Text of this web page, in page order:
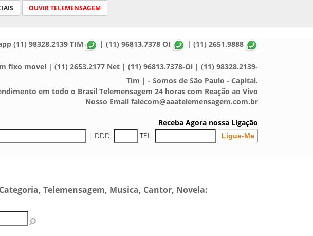
OUVIR TELEMENSAGEM
(11) 98328.2139 TIM | (11) 96813.7378 OI | (11) 2651.9888
fixo movel | (11) 2653.2177 Net | (11) 96813.7378-Oi | (11) 98328.2139-
Tim | - Somos de São Paulo - Capital.
em todo o Brasil Telemensagem 24 horas com Reação ao Vivo
Nosso Email falecom@aaatelemensagem.com.br
Receba Agora nossa Ligação
| DDD: TEL.
Telemensagem, Musica, Cantor, Novela: